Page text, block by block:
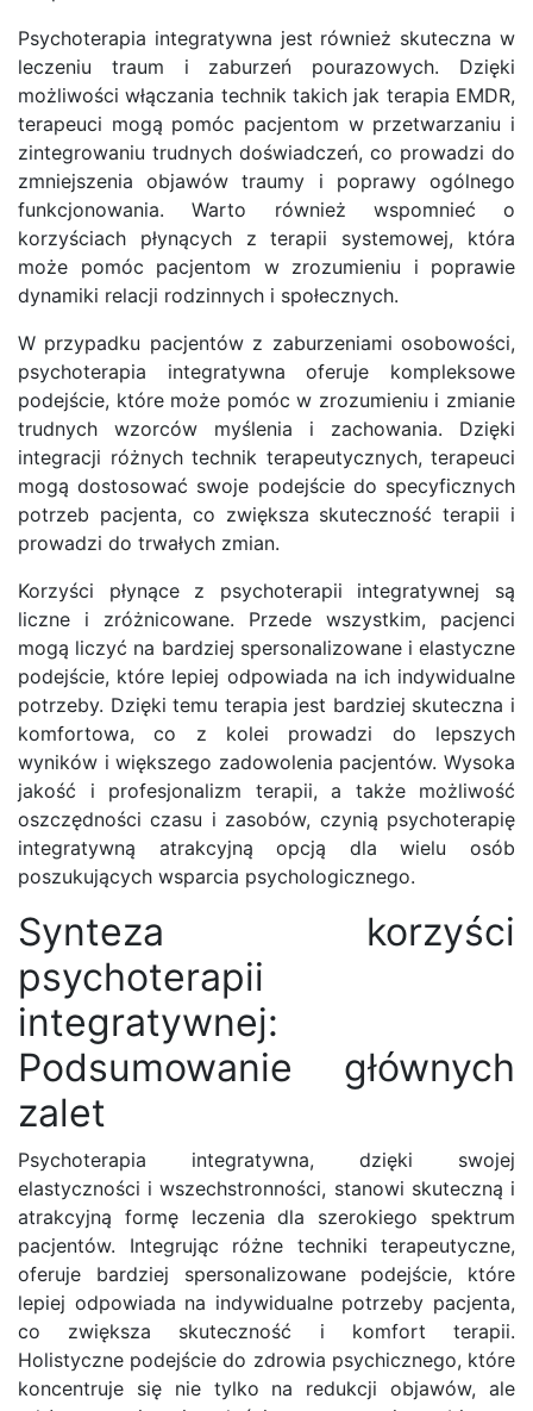
Psychoterapia integratywna jest również skuteczna w
leczeniu traum i zaburzeń pourazowych. Dzięki
możliwości włączania technik takich jak terapia EMDR,
terapeuci mogą pomóc pacjentom w przetwarzaniu i
zintegrowaniu trudnych doświadczeń, co prowadzi do
zmniejszenia objawów traumy i poprawy ogólnego
funkcjonowania. Warto również wspomnieć o
korzyściach płynących z terapii systemowej, która
może pomóc pacjentom w zrozumieniu i poprawie
dynamiki relacji rodzinnych i społecznych.
W przypadku pacjentów z zaburzeniami osobowości,
psychoterapia integratywna oferuje kompleksowe
podejście, które może pomóc w zrozumieniu i zmianie
trudnych wzorców myślenia i zachowania. Dzięki
integracji różnych technik terapeutycznych, terapeuci
mogą dostosować swoje podejście do specyficznych
potrzeb pacjenta, co zwiększa skuteczność terapii i
prowadzi do trwałych zmian.
Korzyści płynące z psychoterapii integratywnej są
liczne i zróżnicowane. Przede wszystkim, pacjenci
mogą liczyć na bardziej spersonalizowane i elastyczne
podejście, które lepiej odpowiada na ich indywidualne
potrzeby. Dzięki temu terapia jest bardziej skuteczna i
komfortowa, co z kolei prowadzi do lepszych
wyników i większego zadowolenia pacjentów. Wysoka
jakość i profesjonalizm terapii, a także możliwość
oszczędności czasu i zasobów, czynią psychoterapię
integratywną atrakcyjną opcją dla wielu osób
poszukujących wsparcia psychologicznego.
Synteza korzyści
psychoterapii
integratywnej:
Podsumowanie głównych
zalet
Psychoterapia integratywna, dzięki swojej
elastyczności i wszechstronności, stanowi skuteczną i
atrakcyjną formę leczenia dla szerokiego spektrum
pacjentów. Integrując różne techniki terapeutyczne,
oferuje bardziej spersonalizowane podejście, które
lepiej odpowiada na indywidualne potrzeby pacjenta,
co zwiększa skuteczność i komfort terapii.
Holistyczne podejście do zdrowia psychicznego, które
koncentruje się nie tylko na redukcji objawów, ale